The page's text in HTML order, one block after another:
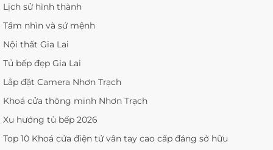
Lịch sử hình thành
Tầm nhìn và sứ mệnh
Nội thất Gia Lai
Tủ bếp đẹp Gia Lai
Lắp đặt Camera Nhơn Trạch
Khoá cửa thông minh Nhơn Trạch
Xu hướng tủ bếp 2026
Top 10 Khoá cửa điện tử vân tay cao cấp đáng sở hữu